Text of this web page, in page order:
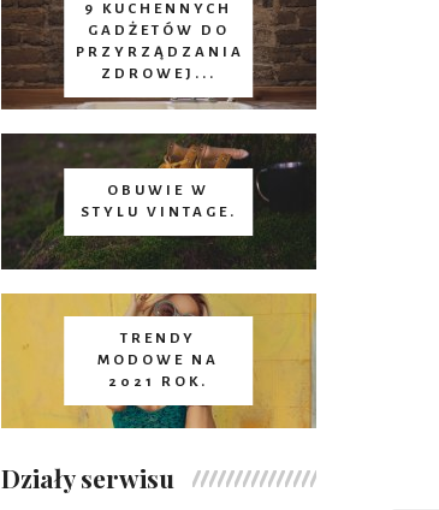
9 KUCHENNYCH
GADŻETÓW DO
PRZYRZĄDZANIA
ZDROWEJ...
OBUWIE W
STYLU VINTAGE.
TRENDY
MODOWE NA
2021 ROK.
Działy serwisu